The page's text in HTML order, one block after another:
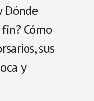
Dónde
Cómo
sus
y